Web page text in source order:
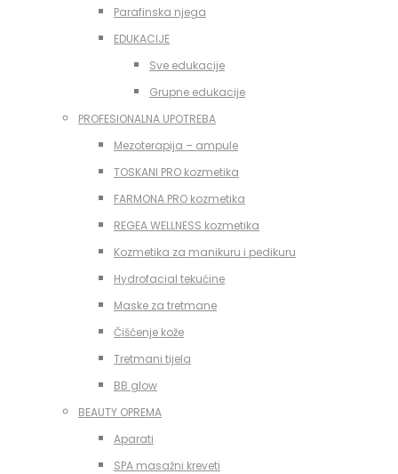
Parafinska njega
EDUKACIJE
Sve edukacije
Grupne edukacije
PROFESIONALNA UPOTREBA
Mezoterapija – ampule
TOSKANI PRO kozmetika
FARMONA PRO kozmetika
REGEA WELLNESS kozmetika
Kozmetika za manikuru i pedikuru
Hydrofacial tekućine
Maske za tretmane
Čišćenje kože
Tretmani tijela
BB glow
BEAUTY OPREMA
Aparati
SPA masažni kreveti